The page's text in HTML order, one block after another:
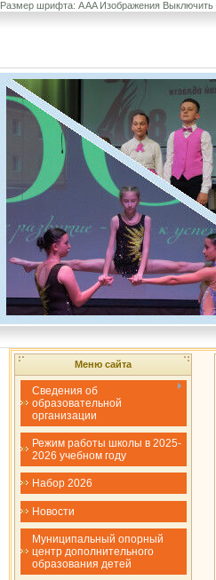
Размер шрифта: AAAИзображения Выключить
Меню сайта
Сведения об
образовательной
организации
Режим работы школы в 2025-
2026 учебном году
Набор 2026
Новости
Муниципальный опорный
центр дополнительного
образования детей